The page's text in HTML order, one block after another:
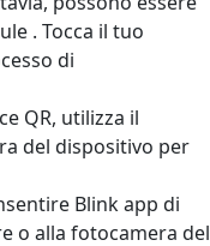
. Tocca il tuo
di
QR, utilizza il
del dispositivo per
Blink app di
o alla fotocamera del